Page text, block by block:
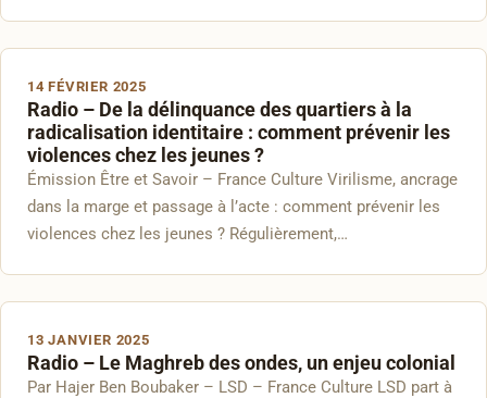
14 FÉVRIER 2025
Radio – De la délinquance des quartiers à la
radicalisation identitaire : comment prévenir les
violences chez les jeunes ?
Émission Être et Savoir – France Culture Virilisme, ancrage
dans la marge et passage à l’acte : comment prévenir les
violences chez les jeunes ? Régulièrement,…
13 JANVIER 2025
Radio – Le Maghreb des ondes, un enjeu colonial
Par Hajer Ben Boubaker – LSD – France Culture LSD part à